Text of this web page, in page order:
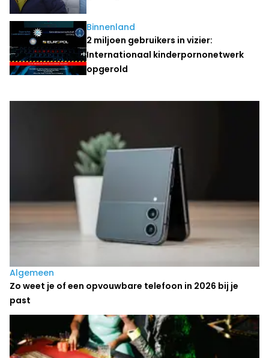
Binnenland
2 miljoen gebruikers in vizier:
Internationaal kinderpornonetwerk
opgerold
Laatste nieuws
Algemeen
Zo weet je of een opvouwbare telefoon in 2026 bij je
past